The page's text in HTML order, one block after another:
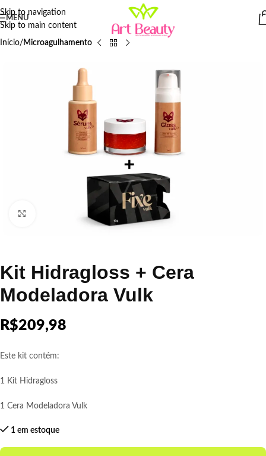
Skip to navigation
Skip to main content
MENU
Início Microagulhamento
Kit Hidragloss + Cera
Modeladora Vulk
R$209,98
Este kit contém:
1 Kit Hidragloss
1 Cera Modeladora Vulk
1 em estoque